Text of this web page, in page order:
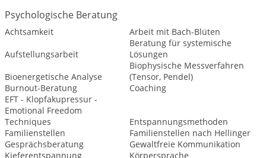
Psychologische Beratung
Achtsamkeit
Arbeit mit Bach-Blüten
Aufstellungsarbeit
Beratung für systemische
Lösungen
Bioenergetische Analyse
Biophysische Messverfahren
(Tensor, Pendel)
Burnout-Beratung
Coaching
EFT - Klopfakupressur -
Emotional Freedom
Techniques
Entspannungsmethoden
Familienstellen
Familienstellen nach Hellinger
Gesprächsberatung
Gewaltfreie Kommunikation
Kieferentspannung
Körpersprache